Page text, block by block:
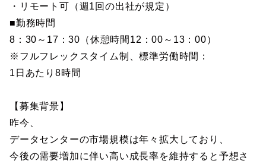
・リモート可（週1回の出社が規定）
■勤務時間
8：30～17：30（休憩時間12：00～13：00）
※フルフレックスタイム制、標準労働時間：
1日あたり8時間
【募集背景】
昨今、
データセンターの市場規模は年々拡大しており、
今後の需要増加に伴い高い成長率を維持すると予想さ